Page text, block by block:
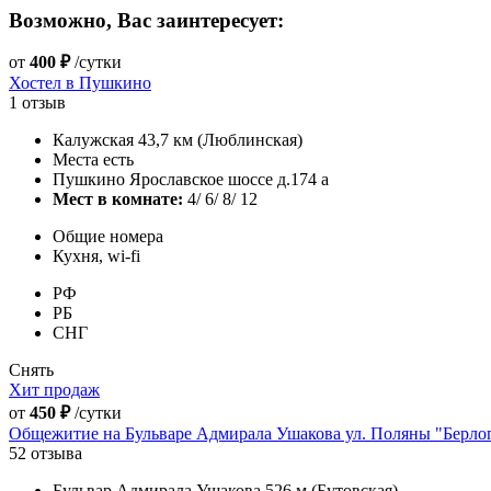
Возможно, Вас заинтересует:
от 400 ₽/сутки
Хостел в Пушкино
1 отзыв
Калужская 43,7 км (Люблинская)
Места есть
Пушкино Ярославское шоссе д.174 а
Мест в комнате: 4/ 6/ 8/ 12
Общие номера
Кухня, wi-fi
РФ
РБ
СНГ
Снять
Хит продаж
от 450 ₽/сутки
Общежитие на Бульваре Адмирала Ушакова ул. Поляны
52 отзыва